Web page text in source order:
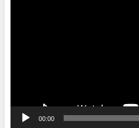
00:00